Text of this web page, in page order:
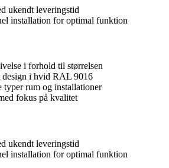
ukendt leveringstid
installation for optimal funktion
i forhold til størrelsen
design i hvid RAL 9016
typer rum og installationer
fokus på kvalitet
ukendt leveringstid
installation for optimal funktion